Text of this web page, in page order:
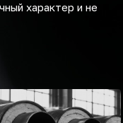
характер и не